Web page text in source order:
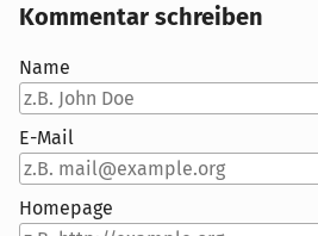
Kommentar schreiben
Name
E-Mail
Homepage